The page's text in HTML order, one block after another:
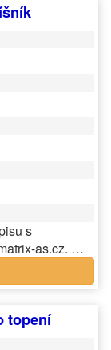
s
as.cz. …
topení